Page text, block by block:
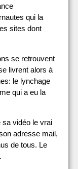
qui la
sites dont
se retrouvent
livrent alors à
le lynchage
qui a eu la
sa vidéo le vrai
adresse mail,
de tous. Le